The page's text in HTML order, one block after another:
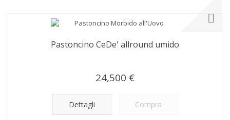
Pastoncino CeDe' allround umido
24,500 €
Dettagli Compra